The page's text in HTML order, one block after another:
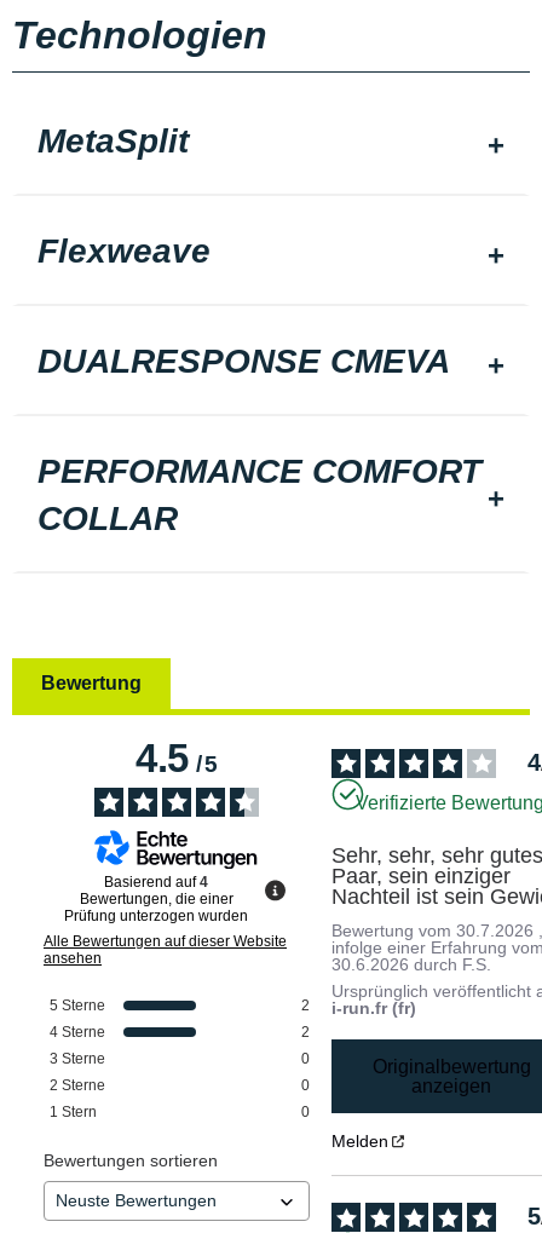
Technologien
MetaSplit
Flexweave
DUALRESPONSE CMEVA
PERFORMANCE COMFORT
COLLAR
Bewertung
4.5/5
Basierend auf4
Bewertungen, die einer
Prüfung unterzogen wurden
Alle Bewertungen auf dieser Website
ansehen
5 Sterne
2
4 Sterne
2
3 Sterne
0
2 Sterne
0
1 Stern 0
Bewertungen sortieren
4
Verifizierte
Sehr, sehr, sehr
Paar, sein einziger
Nachteil ist sein
Bewertung vom30.7.2026
infolge einer Erfahrung
30.6.2026 durch F.S.
Ursprünglich veröffentlicht
i-run.fr (fr)
Originalbewertung
anzeigen
Melden
5